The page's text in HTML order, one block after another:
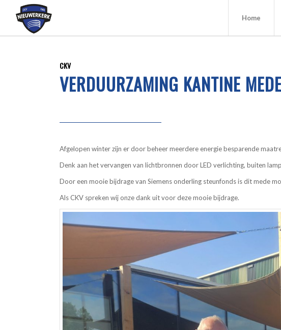
Home
CKV
VERDUURZAMING KANTINE
Afgelopen winter zijn er door beheer meerdere energie besparende
Denk aan het vervangen van lichtbronnen door LED verlichting, buiten
Door een mooie bijdrage van Siemens onderling steunfonds is dit mede
Als CKV spreken wij onze dank uit voor deze mooie bijdrage.